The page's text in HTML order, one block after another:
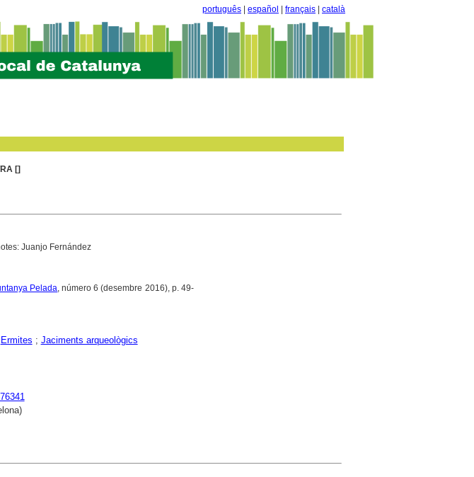
português español français català
[]
Juanjo Fernández
Pelada, número 6 (desembre 2016), p. 49-
Ermites ; Jaciments arqueològics